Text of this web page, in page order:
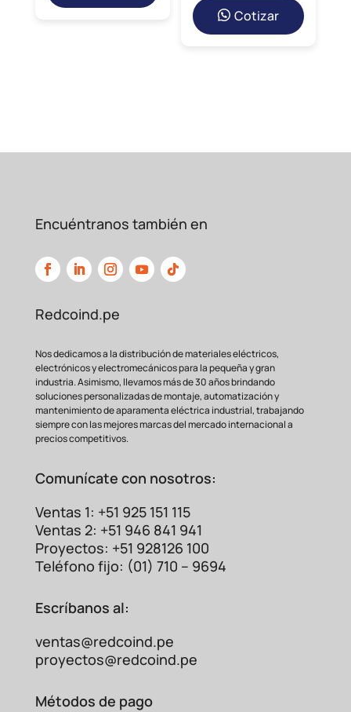
Externa), el motor está blindado contra
ambientes adversos. Su
Reducción inmediata en
Cotizar
Encuéntranos también en
Redcoind.pe
Nos dedicamos a la distribución de materiales eléctricos,
electrónicos y electromecánicos para la pequeña y gran
industria. Asimismo, llevamos más de 30 años brindando
soluciones personalizadas de montaje, automatización y
mantenimiento de aparamenta eléctrica industrial, trabajando
siempre con las mejores marcas del mercado internacional a
precios competitivos.
Comunícate con nosotros:
Ventas 1: +51 925 151 115
Ventas 2: +51 946 841 941
Proyectos: +51 928126 100
Teléfono fijo: (01) 710 – 9694
Escríbanos al:
ventas@redcoind.pe
proyectos@redcoind.pe
Métodos de pago